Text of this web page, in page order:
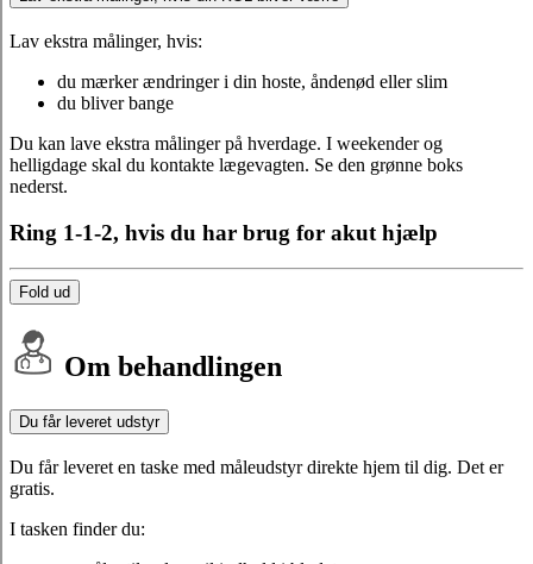
Lav ekstra målinger, hvis:
du mærker ændringer i din hoste, åndenød eller slim
du bliver bange
Du kan lave ekstra målinger på hverdage. I weekender og
helligdage skal du kontakte lægevagten. Se den grønne boks
nederst.
Ring 1-1-2, hvis du har brug for akut hjælp
Fold ud
Om behandlingen
Du får leveret udstyr
Du får leveret en taske med måleudstyr direkte hjem til dig. Det er
gratis.
I tasken finder du: